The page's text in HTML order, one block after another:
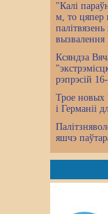
"Калі
м, то
вызвалення
Ксяндза
рэпрэсій
Трое новых
і Германіі
яшчэ